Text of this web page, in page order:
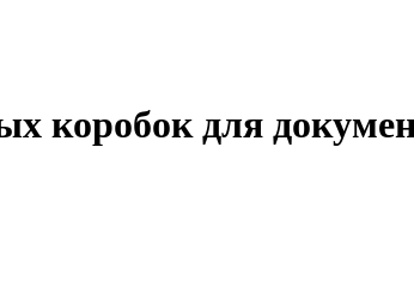
коробок для